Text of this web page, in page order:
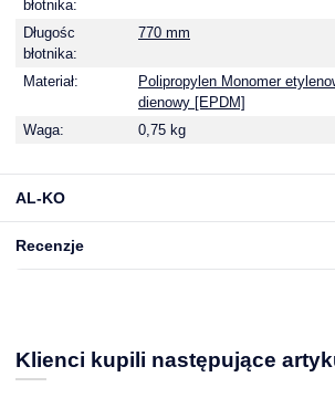
błotnika:
Długośc
błotnika:
770 mm
Materiał:
Polipropylen Monomer
dienowy [EPDM]
Waga:
0,75 kg
AL-KO
Recenzje
Klienci kupili następujące